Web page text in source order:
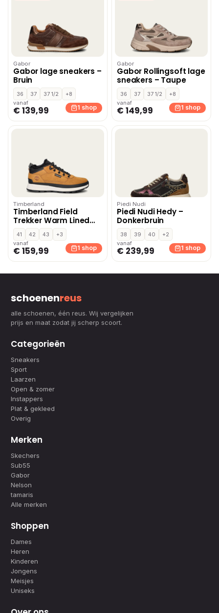
Gabor
Gabor lage sneakers –
Bruin
36 37 37 1/2
+8
vanaf
€ 139,99 1 shop
Gabor
Gabor Rollingsoft lage
sneakers – Taupe
36 37 37 1/2
+8
vanaf
€ 149,99 1 shop
Timberland
Timberland Field
Trekker Warm Lined
hoge sneakers – Geel
41 42 43
+3
vanaf
€ 159,99 1 shop
Piedi Nudi
Piedi Nudi Hedy –
Donkerbruin
38 39 40
+2
vanaf
€ 239,99 1 shop
schoenenreus
alle schoenen, één reus. Wij vergelijken
prijs en maat zodat jij scherp scoort.
Categorieën
Sneakers
Sport
Laarzen
Open & zomer
Instappers
Plat & gekleed
Overig
Merken
Skechers
Sub55
Gabor
Nelson
tamaris
Alle merken
Shoppen
Dames
Heren
Kinderen
Jongens
Meisjes
Uniseks